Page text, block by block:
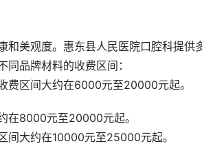
和美观度。惠东县人民医院口腔科提供
品牌材料的收费区间：
费区间大约在6000元至20000元起。
在8000元至20000元起。
间大约在10000元至25000元起。